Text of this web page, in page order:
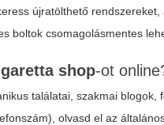
újratölthető
boltok csomagolásmentes
shop-ot
találatai, szakmai
olvasd el az